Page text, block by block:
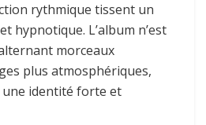
rythmique tissent un
hypnotique. L’album n’est
morceaux
plus atmosphériques,
identité forte et